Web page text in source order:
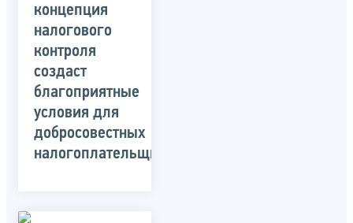
концепция
налогового
контроля
создаст
благоприятные
условия для
добросовестных
налогоплательщиков